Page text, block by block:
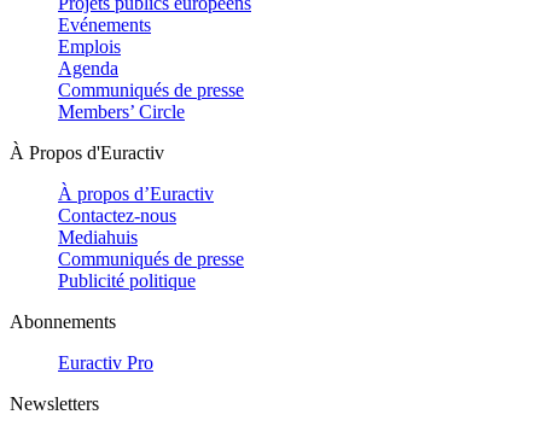
Evénements
Emplois
Agenda
Communiqués de presse
Members’ Circle
À Propos d'Euractiv
À propos d’Euractiv
Contactez-nous
Mediahuis
Communiqués de presse
Publicité politique
Abonnements
Euractiv Pro
Newsletters